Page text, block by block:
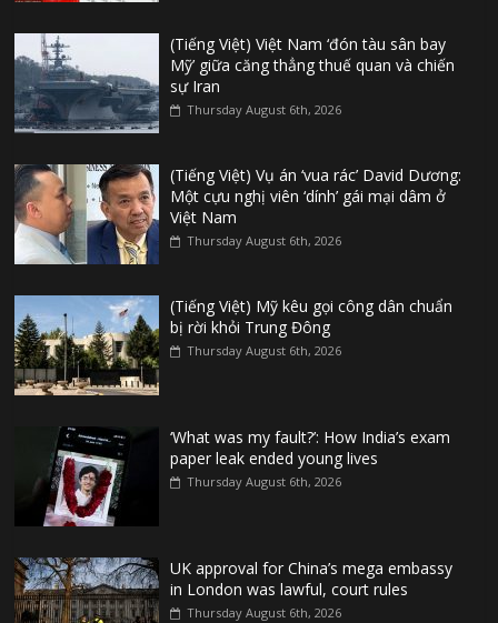
(Tiếng Việt) Việt Nam ‘đón tàu sân bay
Mỹ’ giữa căng thẳng thuế quan và chiến
sự Iran
Thursday August 6th, 2026
(Tiếng Việt) Vụ án ‘vua rác’ David Dương:
Một cựu nghị viên ‘dính’ gái mại dâm ở
Việt Nam
Thursday August 6th, 2026
(Tiếng Việt) Mỹ kêu gọi công dân chuẩn
bị rời khỏi Trung Đông
Thursday August 6th, 2026
‘What was my fault?’: How India’s exam
paper leak ended young lives
Thursday August 6th, 2026
UK approval for China’s mega embassy
in London was lawful, court rules
Thursday August 6th, 2026